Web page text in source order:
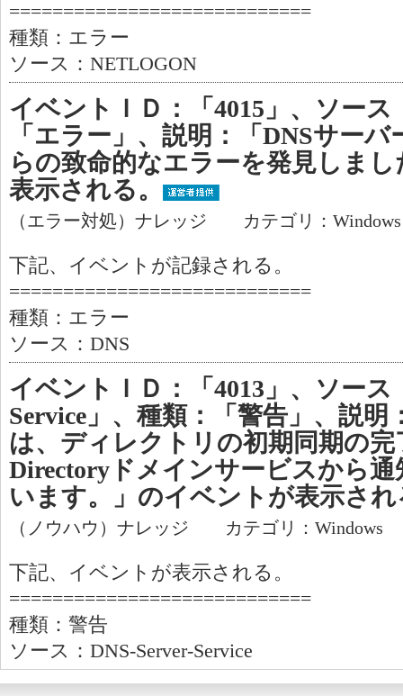
============================
種類：エラー
ソース：NETLOGON
イベントＩＤ：「4015」、ソース
「エラー」、説明：「DNSサー
らの致命的なエラーを発見しま
表示される。
（エラー対処）ナレッジ カテゴリ：
下記、イベントが記録される。
============================
種類：エラー
ソース：DNS
イベントＩＤ：「4013」、ソース
Service」、種類：「警告」、説明
は、ディレクトリの初期同期の
Directoryドメインサービスから
います。」のイベントが表示され
（ノウハウ）ナレッジ カテゴリ：Windows
下記、イベントが表示される。
============================
種類：警告
ソース：DNS-Server-Service